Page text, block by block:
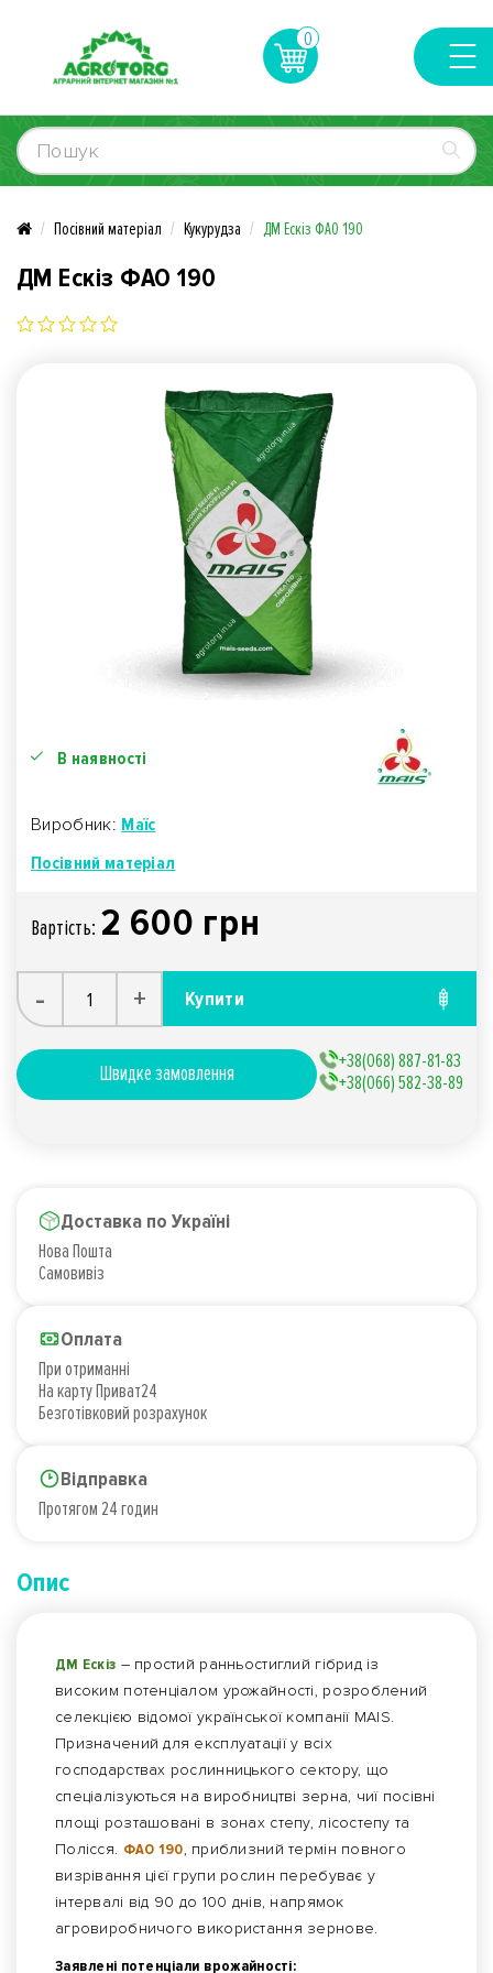
0
Посівний матеріал Кукурудза ДМ Ескіз ФАО 190
ДМ Ескіз ФАО 190
В наявності
Виробник: Маїс
Посівний матеріал
Вартiсть: 2 600 грн
- + Купити
Швидке замовлення
+38(068) 887-81-83
+38(066) 582-38-89
Доставка по Україні
Нова Пошта
Самовивіз
Оплата
При отриманні
На карту Приват24
Безготівковий розрахунок
Відправка
Протягом 24 годин
Опис
ДМ Ескіз – простий ранньостиглий гібрид із
високим потенціалом урожайності, розроблений
селекцією відомої української компанії MAIS.
Призначений для експлуатації у всіх
господарствах рослинницького сектору, що
спеціалізуються на виробництві зерна, чиї посівні
площі розташовані в зонах степу, лісостепу та
Полісся. ФАО 190, приблизний термін повного
визрівання цієї групи рослин перебуває у
інтервалі від 90 до 100 днів, напрямок
агровиробничого використання зернове.
Заявлені потенціали врожайності: